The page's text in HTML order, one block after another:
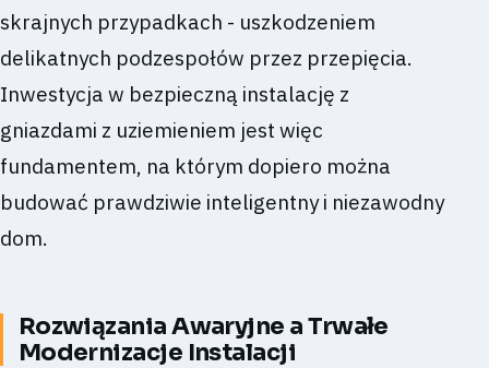
skrajnych przypadkach - uszkodzeniem
delikatnych podzespołów przez przepięcia.
Inwestycja w bezpieczną instalację z
gniazdami z uziemieniem jest więc
fundamentem, na którym dopiero można
budować prawdziwie inteligentny i niezawodny
dom.
Rozwiązania Awaryjne a Trwałe
Modernizacje Instalacji